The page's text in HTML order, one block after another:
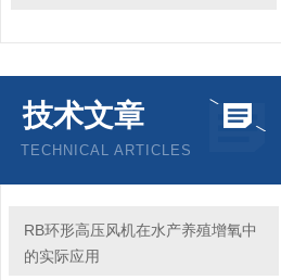
技术文章
TECHNICAL ARTICLES
RB环形高压风机在水产养殖增氧中
的实际应用